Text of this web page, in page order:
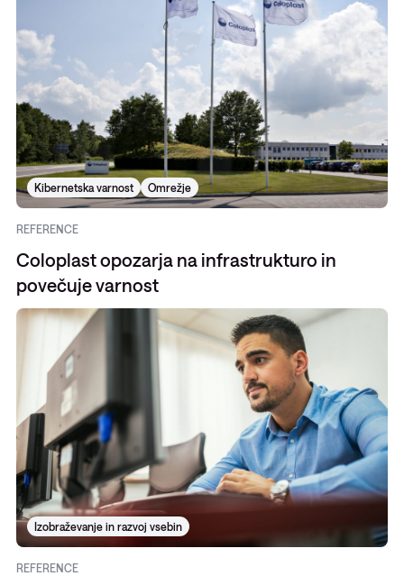
Kibernetska varnost Omrežje
REFERENCE
Coloplast opozarja na infrastrukturo in
povečuje varnost
Izobraževanje in razvoj vsebin
REFERENCE